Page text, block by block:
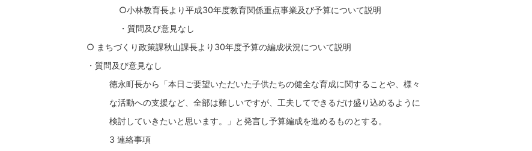
○小林教育長より平成30年度教育関係重点事業及び予算について説明
・質問及び意見なし
○ まちづくり政策課秋山課長より30年度予算の編成状況について説明
・質問及び意見なし
徳永町長から「本日ご要望いただいた子供たちの健全な育成に関することや、様々
な活動への支援など、全部は難しいですが、工夫してできるだけ盛り込めるように
検討していきたいと思います。」と発言し予算編成を進めるものとする。
3 連絡事項